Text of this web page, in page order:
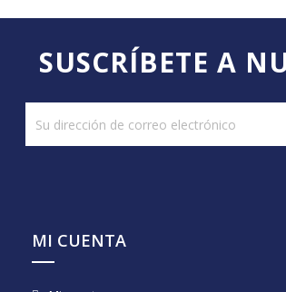
SUSCRÍBETE A
MI CUENTA